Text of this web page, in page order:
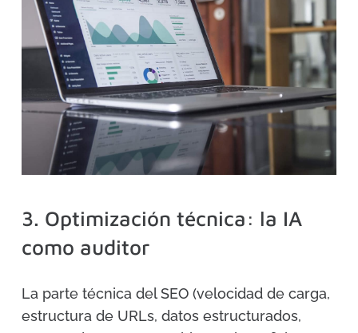
3. Optimización técnica: la IA
como auditor
La parte técnica del SEO (velocidad de carga,
estructura de URLs, datos estructurados,